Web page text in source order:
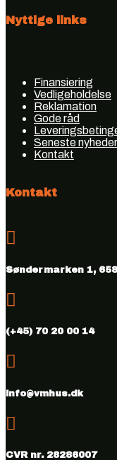
Nyttige links
Finansiering
Vedligeholdelse
Reklamation
Gode råd
Seneste nyheder
Kontakt
Kontakt

Søndermarken 1,

(+45) 70 20 00 14

info@vmhus.dk

CVR nr. 28286007